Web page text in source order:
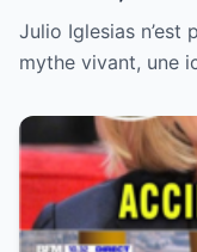
sa santé, la
Julio Iglesias n’est
mythe vivant, une